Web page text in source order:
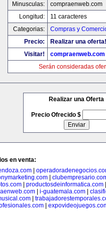
Minusculas:
compraenweb.com
Longitud:
11 caracteres
Categorias:
Compras y
Precio:
Realizar una oferta!
Visitar!
compraenweb.com
Serán consideradas
Realizar una Oferta
Precio Ofrecido $
en venta:
|
|
productosdeinformatica.com
| i-guatemala.com|
|